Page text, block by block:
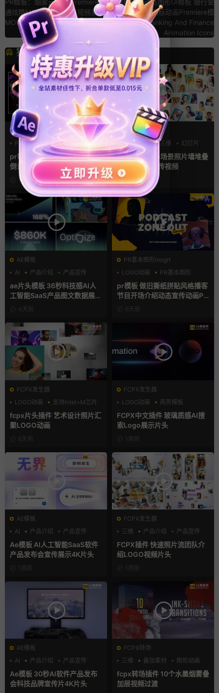
通炫酷MG动画图形特效视频素材
MOGRT模板 Smoke
融财经VLOG图标动画Premiere模
板 Banking And Finance
Animation Icons
猜你喜欢
PR基本图形mogrt
PR基本图形
三维 倒计时
pr轮播模板 方屏竖屏4K展示
倒计时轮播图PR模版
11小时前
AE模板
LOGO动画
三维 幻灯片
ae相册模板 多场景照片墙堆叠
画廊幻灯片宣传视频
1天前
AE模板
AI
产品介绍 产品宣传
ae片头模板 36秒科技感AI人
工智能SaaS产品图文数据展示
宣传视频AE模板
4天前
PR基本图形mogrt
LOGO动画
PR基本图形
复古风
pr模板 做旧撕纸拼贴风格播客
节目开场介绍动态宣传动画PR
模版6天前
FCPX发生器
LOGO动画
支持Intel+M芯片
汇聚
fcpx片头插件 艺术设计照片汇
聚LOGO动画
6天前
FCPX发生器
LOGO动画
商务模板
支持Intel+M芯片
FCPX中文插件 玻璃质感AI搜
索Logo展示片头
1周前
AE模板
AI
产品介绍 产品宣传
Ae模板 AI人工智能SaaS软件
产品发布会宣传展示4K片头
1周前
FCPX发生器
三维
产品介绍 产品宣传
FCPX插件 快速照片流团队介
绍LOGO视频片头
1周前
AE模板
AI
产品介绍 产品宣传
Ae模板 30秒AI软件产品发布
会科技品牌宣传片4K片头
FCPX转场
三维
叠加素材 图形动画
fcpx转场插件 10个水墨烟雾叠
加层视频过渡